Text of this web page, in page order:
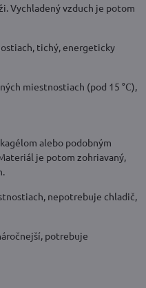
Vychladený vzduch je potom
tichý, energeticky
miestnostiach (pod 15 °C),
alebo podobným
je potom zohriavaný,
nepotrebuje chladič,
potrebuje